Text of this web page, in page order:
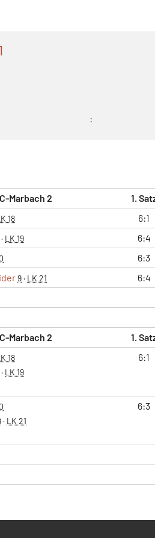
:
Marbach 2 1.
18 6:1
· LK 19 6:4
6:3
9· LK 21 6:4
Marbach 2 1.
18
· LK 19
6:1
· LK 21
6:3